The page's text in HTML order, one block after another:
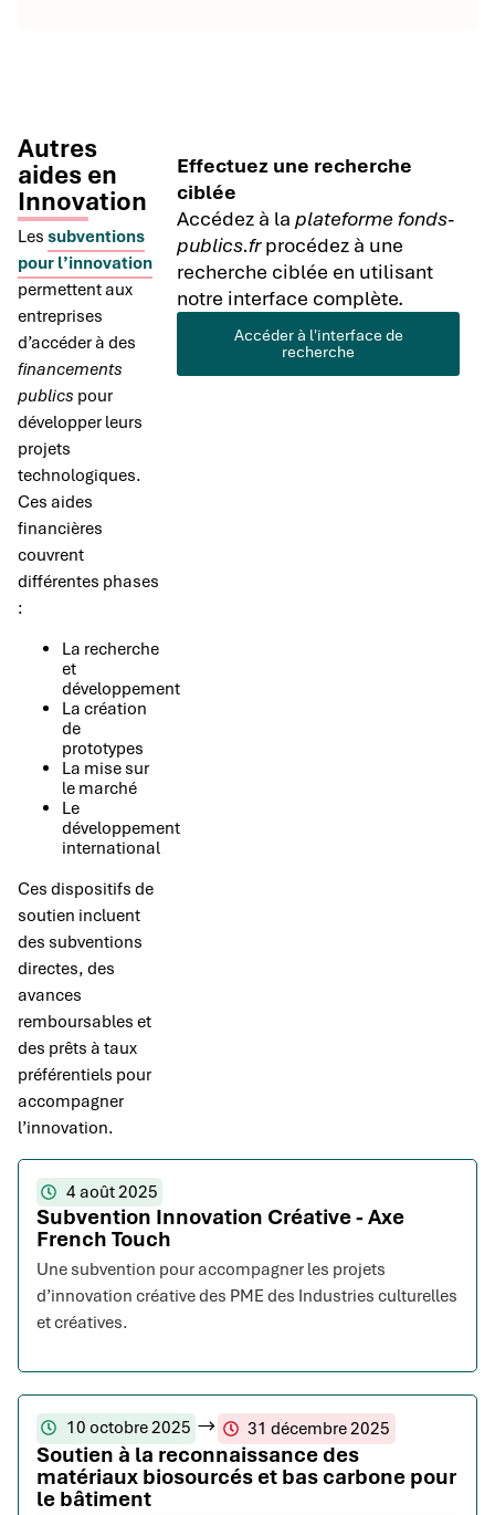
Autres
aides en
Innovation
Les subventions
pour l’innovation
permettent aux
entreprises
d’accéder à des
financements
publics pour
développer leurs
projets
technologiques.
Ces aides
financières
couvrent
différentes phases
:
La recherche
et
développement
La création
de
prototypes
La mise sur
le marché
Le
développement
international
Ces dispositifs de
soutien incluent
des subventions
directes, des
avances
remboursables et
des prêts à taux
préférentiels pour
accompagner
l’innovation.
Effectuez une recherche
ciblée
Accédez à laplateforme fonds-
publics.frprocédez à une
recherche ciblée en utilisant
notre interface complète.
Accéder à l'interface de
recherche
4 août 2025
Subvention Innovation Créative - Axe
French Touch
Une subvention pour accompagner les projets
d’innovation créative des PME des Industries culturelles
et créatives.
10 octobre 2025 31 décembre 2025
Soutien à la reconnaissance des
matériaux biosourcés et bas carbone pour
le bâtiment